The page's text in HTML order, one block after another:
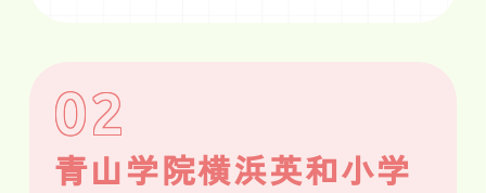
02
青山学院横浜英和小学